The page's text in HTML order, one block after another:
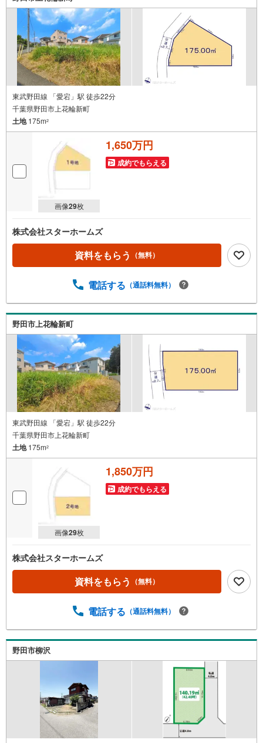
東武野田線 「愛宕」駅 徒歩22分
千葉県野田市上花輪新町
土地175m2
画像29枚
1,650万円
成約でもらえる
株式会社スターホームズ
資料をもらう （無料）
電話する （通話料無料）
野田市上花輪新町
東武野田線 「愛宕」駅 徒歩22分
千葉県野田市上花輪新町
土地175m2
画像29枚
1,850万円
成約でもらえる
株式会社スターホームズ
資料をもらう （無料）
電話する （通話料無料）
野田市柳沢